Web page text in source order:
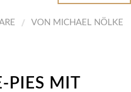
/ VON MICHAEL NÖLKE
PIES MIT